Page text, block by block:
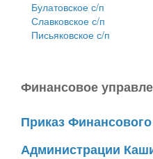
Булатовское с/п
Славковское с/п
Письяковское с/п
Финансовое
Приказ
Администрации